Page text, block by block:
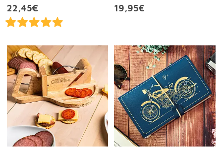
22,45€
19,95€